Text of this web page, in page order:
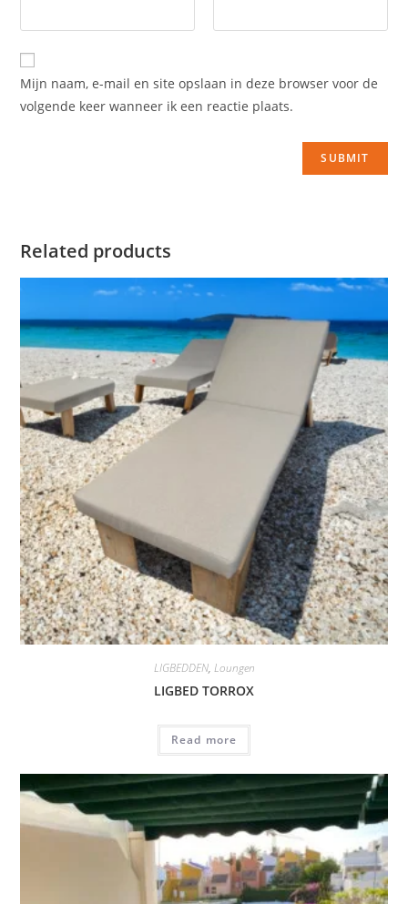
Mijn naam, e-mail en site opslaan in deze browser voor de
volgende keer wanneer ik een reactie plaats.
Related products
LIGBEDDEN, Loungen
LIGBED TORROX
Read more